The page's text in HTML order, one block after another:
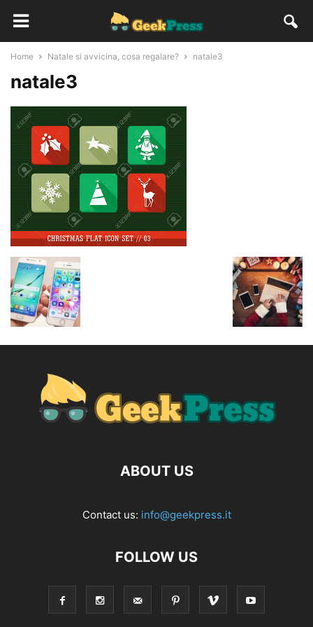
Home Natale si avvicina, cosa regalare? natale3
natale3
ABOUT US
Contact us: info@geekpress.it
FOLLOW US